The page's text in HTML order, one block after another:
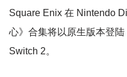
Square Enix 在 Nintendo
心》合集将以原生版本登
Switch 2。